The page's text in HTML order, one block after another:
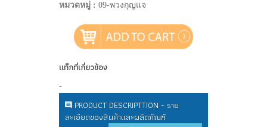
หมวดหมู่ : 09-พวงกุญแจ
แท็กที่เกี่ยวข้อง
-
PRODUCT DESCRIPTTION - ราย
ละเอียดของสินค้าและผลิตภัณฑ์